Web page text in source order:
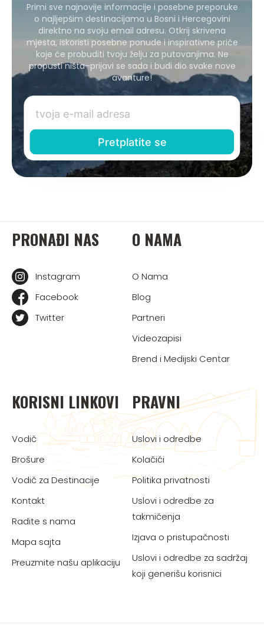
Primi sve najnovije informacije i posebne preporuke
o najljepšim destinacijama u Bosni i Hercegovini
direktno na svoju email adresu. Otkrij skrivena
mjesta, iskoristi posebne ponude i inspirativne priče
koje će probuditi tvoju želju za putovanjima. Ne
propusti ništa–prijavi se sada i budi dio svake nove
avanture!
PRONAĐI NAS
Instagram
Facebook
Twitter
O NAMA
O Nama
Blog
Partneri
Videozapisi
Brend i Medijski Centar
KORISNI LINKOVI
Vodič
Brošure
Vodič za Destinacije
Kontakt
Radite s nama
Mapa sajta
Preuzmite našu aplikaciju
PRAVNI
Uslovi i odredbe
Kolačići
Politika privatnosti
Uslovi i odredbe za
takmičenja
Izjava o pristupačnosti
Uslovi i odredbe za sadržaj
koji generišu korisnici